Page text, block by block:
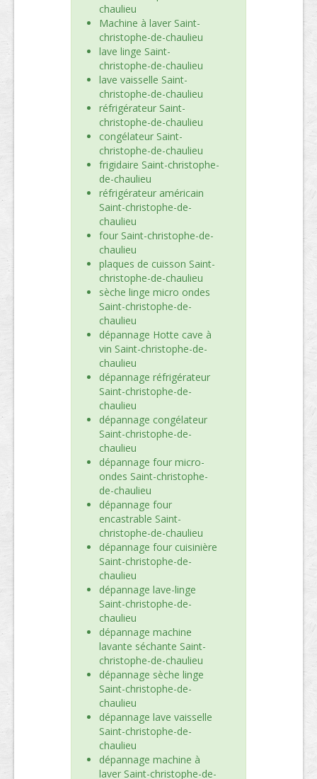
chaulieu
Machine à laver Saint-
christophe-de-chaulieu
lave linge Saint-
christophe-de-chaulieu
lave vaisselle Saint-
christophe-de-chaulieu
réfrigérateur Saint-
christophe-de-chaulieu
congélateur Saint-
christophe-de-chaulieu
frigidaire Saint-christophe-
de-chaulieu
réfrigérateur américain
Saint-christophe-de-
chaulieu
four Saint-christophe-de-
chaulieu
plaques de cuisson Saint-
christophe-de-chaulieu
sèche linge micro ondes
Saint-christophe-de-
chaulieu
dépannage Hotte cave à
vin Saint-christophe-de-
chaulieu
dépannage réfrigérateur
Saint-christophe-de-
chaulieu
dépannage congélateur
Saint-christophe-de-
chaulieu
dépannage four micro-
ondes Saint-christophe-
de-chaulieu
dépannage four
encastrable Saint-
christophe-de-chaulieu
dépannage four cuisinière
Saint-christophe-de-
chaulieu
dépannage lave-linge
Saint-christophe-de-
chaulieu
dépannage machine
lavante séchante Saint-
christophe-de-chaulieu
dépannage sèche linge
Saint-christophe-de-
chaulieu
dépannage lave vaisselle
Saint-christophe-de-
chaulieu
dépannage machine à
laver Saint-christophe-de-